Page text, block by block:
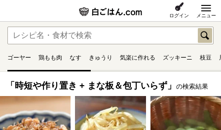
ログイン メニュー
ゴーヤー 鶏もも肉 なす きゅうり 気楽に作れる ズッキーニ 枝豆
「時短や作り置き + まな板＆包丁いらず」 の検索結果